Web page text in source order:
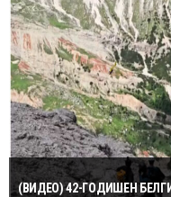
(ВИДЕО) 42-ГОДИШЕН